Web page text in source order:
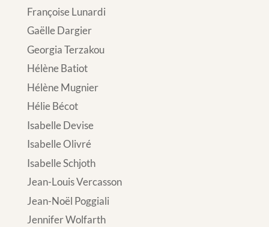
Françoise Lunardi
Gaëlle Dargier
Georgia Terzakou
Hélène Batiot
Hélène Mugnier
Hélie Bécot
Isabelle Devise
Isabelle Olivré
Isabelle Schjoth
Jean-Louis Vercasson
Jean-Noël Poggiali
Jennifer Wolfarth